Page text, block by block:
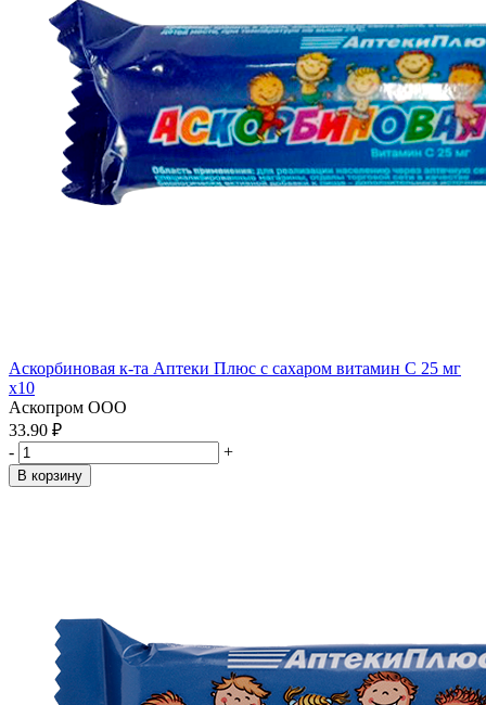
Аскорбиновая к-та Аптеки Плюс с сахаром витамин С 25 мг
x10
Аскопром ООО
33.90 ₽
-
+
В корзину